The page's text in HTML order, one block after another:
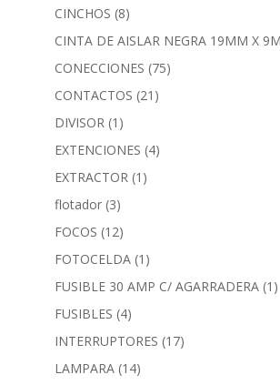
CINCHOS (8)
CINTA DE AISLAR NEGRA 19MM X
CONECCIONES (75)
CONTACTOS (21)
DIVISOR (1)
EXTENCIONES (4)
EXTRACTOR (1)
flotador (3)
FOCOS (12)
FOTOCELDA (1)
FUSIBLE 30 AMP C/ AGARRADERA (1)
FUSIBLES (4)
INTERRUPTORES (17)
LAMPARA (14)